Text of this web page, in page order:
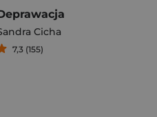
Cicha
7,3 (155)